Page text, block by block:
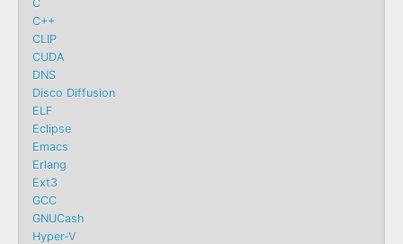
C
C++
CLIP
CUDA
DNS
Disco Diffusion
ELF
Eclipse
Emacs
Erlang
Ext3
GCC
GNUCash
Hyper-V